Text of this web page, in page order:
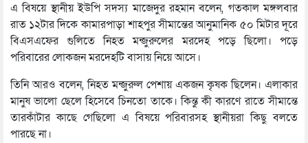
এ বিষয়ে স্থানীয় ইউপি সদস্য মাজেদুর রহমান বলেন, গতকাল মঙ্গলবার
রাত ১২টার দিকে কামারপাড়া শাহপুর সীমান্তের আনুমানিক ৫০ মিটার দূরে
বিএসএফের গুলিতে নিহত মন্জুরুলের মরদেহ পড়ে ছিলো। পড়ে
পরিবারের লোকজন মরদেহটি বাসায় নিয়ে আসে।
তিনি আরও বলেন, নিহত মন্জুরুল পেশায় একজন কৃষক ছিলেন। এলাকার
মানুষ ভালো ছেলে হিসেবে চিনতো তাকে। কিন্তু কী কারণে রাতে সীমান্তে
তারকাঁটার কাছে গেছিলো এ বিষয়ে পরিবারসহ স্থানীয়রা কিছু বলতে
পারছে না।